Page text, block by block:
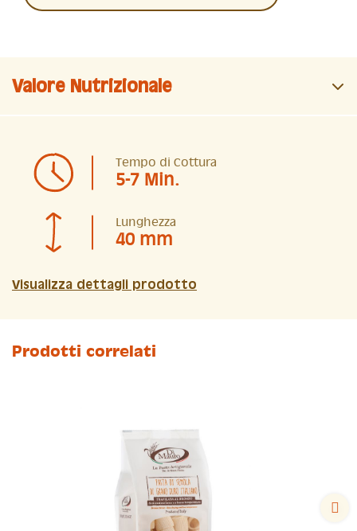
Tempo di Cottura
5-7 Min.
Lunghezza
40 mm
Visualizza dettagli prodotto
Valore Nutrizionale
Prodotti correlati